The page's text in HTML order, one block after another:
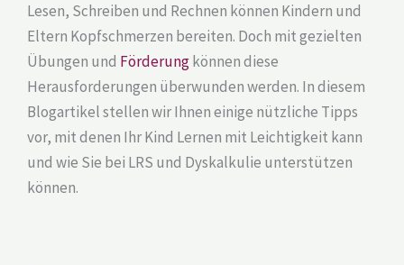
Lesen, Schreiben und Rechnen können Kindern und
Eltern Kopfschmerzen bereiten. Doch mit gezielten
Übungen und Förderungkönnen diese
Herausforderungen überwunden werden. In diesem
Blogartikel stellen wir Ihnen einige nützliche Tipps
vor, mit denen Ihr Kind Lernen mit Leichtigkeit kann
und wie Sie bei LRS und Dyskalkulie unterstützen
können.